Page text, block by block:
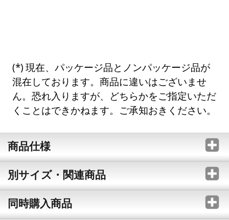
現在、パッケージ品とノンパッケージ品が
混在しております。商品に違いはございませ
ん。恐れ入りますが、どちらかをご指定いただ
くことはできかねます。ご承知おきください。
商品仕様
別サイズ・関連商品
同時購入商品